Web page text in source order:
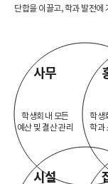
단합을 이끌고, 학과 발전에
사무
학생회 내 모든
예산 및 결산 관리
학생
학과
시설